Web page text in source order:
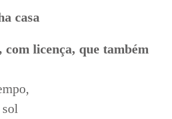
casa
licença, que também